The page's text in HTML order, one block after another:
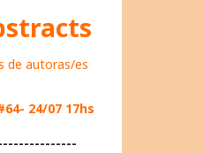
de autoras/es
24/07 17hs